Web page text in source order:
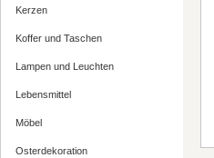
Kerzen
Koffer und Taschen
Lampen und Leuchten
Lebensmittel
Möbel
Osterdekoration